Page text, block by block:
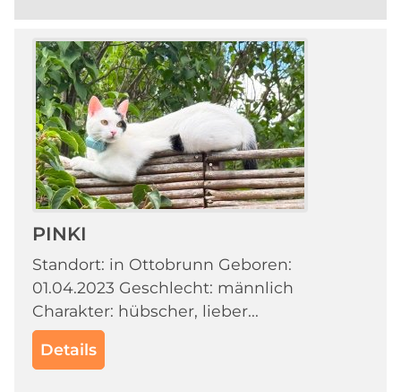
PINKI
Standort: in Ottobrunn Geboren:
01.04.2023 Geschlecht: männlich
Charakter: hübscher, lieber...
Details